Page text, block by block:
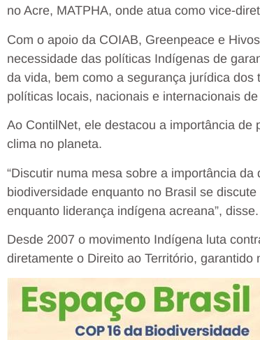
no Acre, MATPHA, onde atua como vice-
Com o apoio da COIAB, Greenpeace e
necessidade das políticas Indígenas de
da vida, bem como a segurança jurídica
políticas locais, nacionais e internacionais
Ao ContilNet, ele destacou a importância
clima no planeta.
“Discutir numa mesa sobre a importância
biodiversidade enquanto no Brasil se
enquanto liderança indígena acreana”, disse.
Desde 2007 o movimento Indígena luta
diretamente o Direito ao Território,